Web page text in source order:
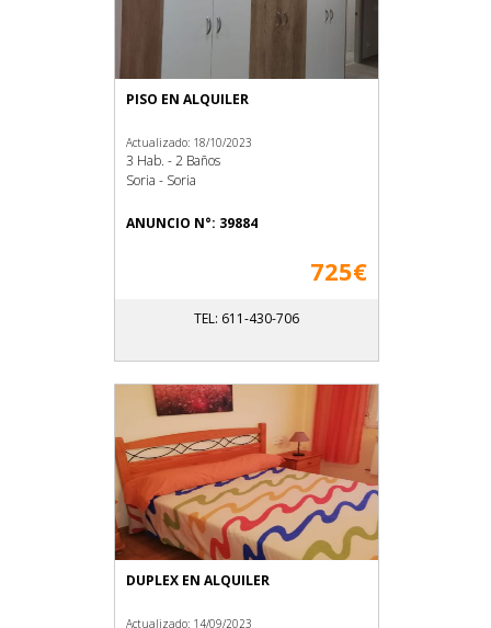
PISO EN ALQUILER
Actualizado: 18/10/2023
3 Hab. - 2 Baños
Soria - Soria
ANUNCIO N°: 39884
725€
TEL: 611-430-706
DUPLEX EN ALQUILER
Actualizado: 14/09/2023